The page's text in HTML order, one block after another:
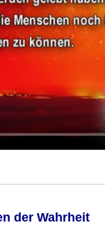
der Wahrheit